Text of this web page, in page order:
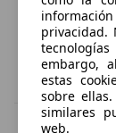
IVA deducible
privacidad.
embargo,
estas
sobre
similares
web.